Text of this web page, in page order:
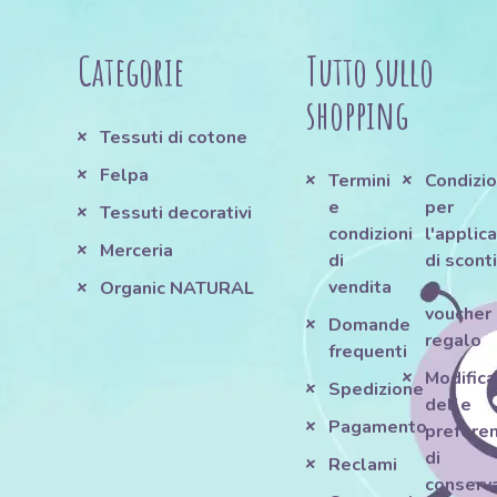
Categorie
Tessuti di cotone
Felpa
Tessuti decorativi
Merceria
Organic NATURAL
Tutto sullo
shopping
Termini
e
condizioni
di
vendita
Domande
frequenti
Spedizione
Pagamento
Reclami
per
di sconti
e
voucher
regalo
Modifica
delle
di